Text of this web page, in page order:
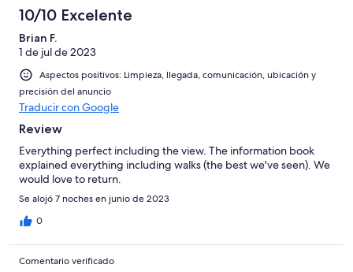
10/10 Excelente
Brian F.
1 de jul de 2023
Aspectos positivos: Limpieza, llegada, comunicación, ubicación y
precisión del anuncio
Traducir con Google
Review
Everything perfect including the view. The information book
explained everything including walks (the best we've seen). We
would love to return.
Se alojó 7 noches en junio de 2023
0
Comentario verificado